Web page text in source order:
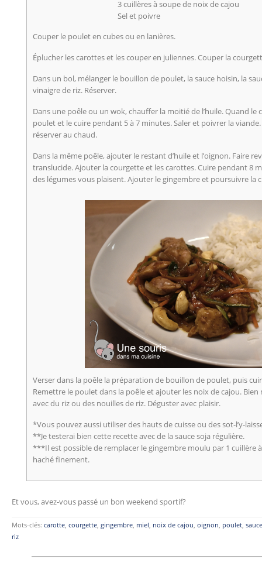
3 cuillères à soupe de noix de cajou
Sel et poivre
Couper le poulet en cubes ou en lanières.
Éplucher les carottes et les couper en juliennes. Couper la
Dans un bol, mélanger le bouillon de poulet, la sauce hoisin, la
vinaigre de riz. Réserver.
Dans une poêle ou un wok, chauffer la moitié de l’huile. Quand le
poulet et le cuire pendant 5 à 7 minutes. Saler et poivrer la
réserver au chaud.
Dans la même poêle, ajouter le restant d’huile et l’oignon. Faire
translucide. Ajouter la courgette et les carottes. Cuire pendant 8
des légumes vous plaisent. Ajouter le gingembre et poursuivre la
Verser dans la poêle la préparation de bouillon de poulet, puis
Remettre le poulet dans la poêle et ajouter les noix de cajou.
avec du riz ou des nouilles de riz. Déguster avec plaisir.
*Vous pouvez aussi utiliser des hauts de cuisse ou des sot-l’y-
**Je testerai bien cette recette avec de la sauce soja régulière.
***Il est possible de remplacer le gingembre moulu par 1 cuillère
haché finement.
Et vous, avez-vous passé un bon weekend sportif?
Mots-clés: carotte, courgette, gingembre, miel, noix de cajou, oignon, poulet,
riz